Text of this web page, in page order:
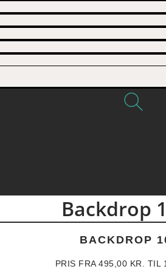
Backdrop
BACKDROP
PRIS FRA 495,00 KR. TIL